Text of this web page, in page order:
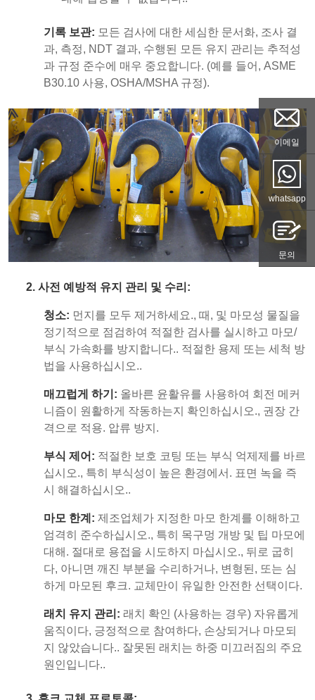
기록 보관: 모든 검사에 대한 세심한 문서화, 조사 결
과, 측정, NDT 결과, 수행된 모든 유지 관리는 추적성
과 규정 준수에 매우 중요합니다. (예를 들어, ASME
B30.10 사용, OSHA/MSHA 규정).
2. 사전 예방적 유지 관리 및 수리:
청소: 먼지를 모두 제거하세요., 때, 및 마모성 물질을
정기적으로 점검하여 적절한 검사를 실시하고 마모/
부식 가속화를 방지합니다.. 적절한 용제 또는 세척 방
법을 사용하십시오..
매끄럽게 하기: 올바른 윤활유를 사용하여 회전 메커
니즘이 원활하게 작동하는지 확인하십시오., 권장 간
격으로 적용. 압류 방지.
부식 제어: 적절한 보호 코팅 또는 부식 억제제를 바르
십시오., 특히 부식성이 높은 환경에서. 표면 녹을 즉
시 해결하십시오..
마모 한계: 제조업체가 지정한 마모 한계를 이해하고
엄격히 준수하십시오., 특히 목구멍 개방 및 팁 마모에
대해. 절대로 용접을 시도하지 마십시오., 뒤로 굽히
다, 아니면 깨진 부분을 수리하거나, 변형된, 또는 심
하게 마모된 후크. 교체만이 유일한 안전한 선택이다.
래치 유지 관리: 래치 확인 (사용하는 경우) 자유롭게
움직이다, 긍정적으로 참여하다, 손상되거나 마모되
지 않았습니다.. 잘못된 래치는 하중 미끄러짐의 주요
원인입니다..
이메일
whatsapp
문의